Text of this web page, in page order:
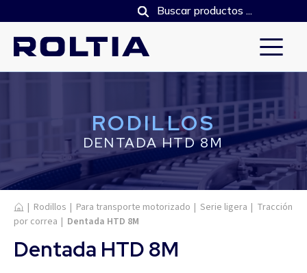
RODILLOS
DENTADA HTD 8M
Inicio
| Rodillos | Para transporte motorizado | Serie ligera | Tracción
por correa | Dentada HTD 8M
Dentada HTD 8M